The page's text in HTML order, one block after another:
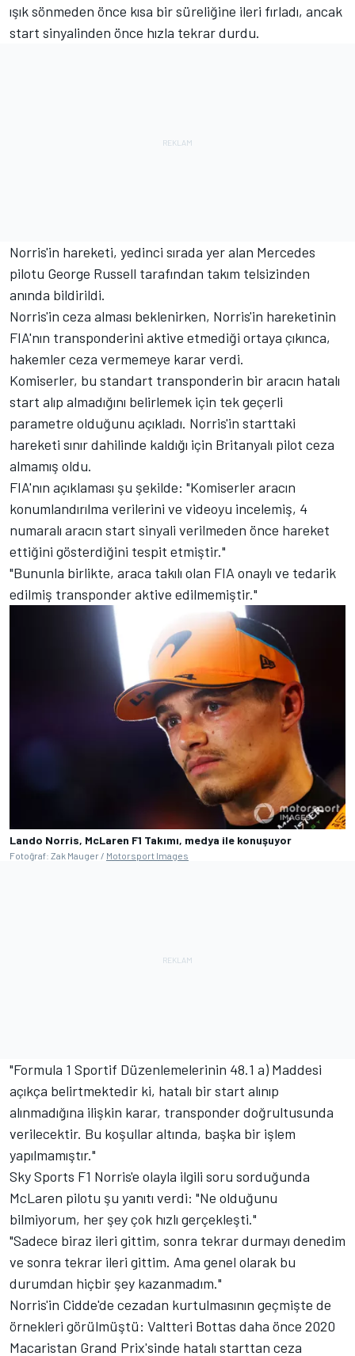
ışık sönmeden önce kısa bir süreliğine ileri fırladı, ancak
start sinyalinden önce hızla tekrar durdu.
Norris'in hareketi, yedinci sırada yer alan Mercedes
pilotu George Russell tarafından takım telsizinden
anında bildirildi.
Norris'in ceza alması beklenirken, Norris'in hareketinin
FIA'nın transponderini aktive etmediği ortaya çıkınca,
hakemler ceza vermemeye karar verdi.
Komiserler, bu standart transponderin bir aracın hatalı
start alıp almadığını belirlemek için tek geçerli
parametre olduğunu açıkladı. Norris'in starttaki
hareketi sınır dahilinde kaldığı için Britanyalı pilot ceza
almamış oldu.
FIA'nın açıklaması şu şekilde: "Komiserler aracın
konumlandırılma verilerini ve videoyu incelemiş, 4
numaralı aracın start sinyali verilmeden önce hareket
ettiğini gösterdiğini tespit etmiştir."
"Bununla birlikte, araca takılı olan FIA onaylı ve tedarik
edilmiş transponder aktive edilmemiştir."
Lando Norris, McLaren F1 Takımı, medya ile konuşuyor
Fotoğraf: Zak Mauger / Motorsport Images
"Formula 1 Sportif Düzenlemelerinin 48.1 a) Maddesi
açıkça belirtmektedir ki, hatalı bir start alınıp
alınmadığına ilişkin karar, transponder doğrultusunda
verilecektir. Bu koşullar altında, başka bir işlem
yapılmamıştır."
Sky Sports F1 Norris'e olayla ilgili soru sorduğunda
McLaren pilotu şu yanıtı verdi: "Ne olduğunu
bilmiyorum, her şey çok hızlı gerçekleşti."
"Sadece biraz ileri gittim, sonra tekrar durmayı denedim
ve sonra tekrar ileri gittim. Ama genel olarak bu
durumdan hiçbir şey kazanmadım."
Norris'in Cidde'de cezadan kurtulmasının geçmişte de
örnekleri görülmüştü: Valtteri Bottas daha önce 2020
Macaristan Grand Prix'sinde hatalı starttan ceza